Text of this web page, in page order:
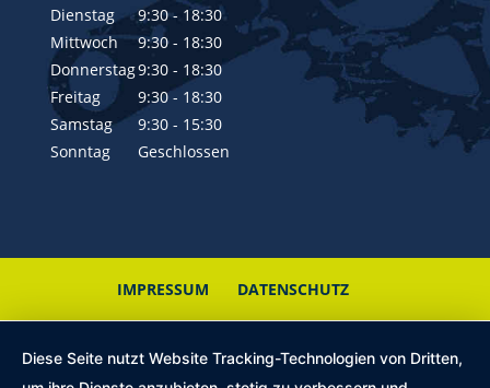
Dienstag
9:30 - 18:30
Mittwoch
9:30 - 18:30
Donnerstag9:30 - 18:30
Freitag
9:30 - 18:30
Samstag
9:30 - 15:30
Sonntag
Geschlossen
IMPRESSUM DATENSCHUTZ
Diese Seite nutzt Website Tracking-Technologien von Dritten,